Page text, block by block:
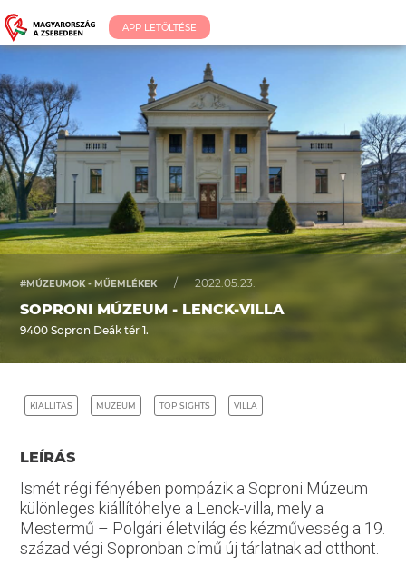
APP LETÖLTÉSE
#MÚZEUMOK - MŰEMLÉKEK / 2022.05.23.
SOPRONI MÚZEUM - LENCK-VILLA
9400 Sopron Deák tér 1.
KIALLITAS MUZEUM TOP SIGHTS VILLA
LEÍRÁS
Ismét régi fényében pompázik a Soproni Múzeum
különleges kiállítóhelye a Lenck-villa, mely a
Mestermű – Polgári életvilág és kézművesség a 19.
század végi Sopronban című új tárlatnak ad otthont.